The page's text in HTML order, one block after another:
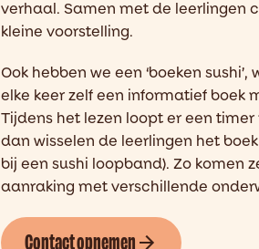
verhaal. Samen met de leerlingen
kleine voorstelling.
Ook hebben we een ‘boeken
elke keer zelf een informatief boek
Tijdens het lezen loopt er een
dan wisselen de leerlingen het
bij een sushi loopband). Zo komen
aanraking met verschillende
Contact opnemen